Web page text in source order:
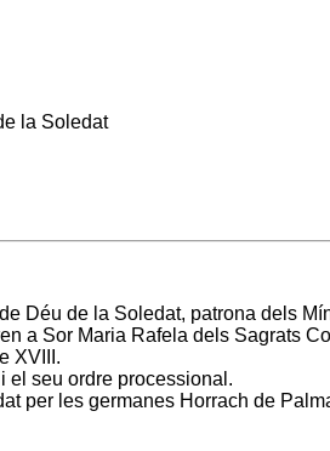
la Soledat
Déu de la Soledat, patrona dels
a Sor Maria Rafela dels Sagrats
XVIII.
el seu ordre processional.
per les germanes Horrach de